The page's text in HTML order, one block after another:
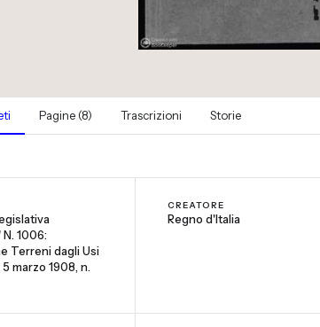
Pagine (8) Trascrizioni Storie
1006:
Terreni dagli Usi
marzo 1908, n.
CREATORE
Regno d'Italia